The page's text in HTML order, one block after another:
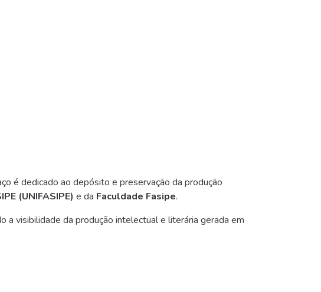
é dedicado ao depósito e preservação da produção
(UNIFASIPE) e da Faculdade Fasipe.
a visibilidade da produção intelectual e literária gerada em